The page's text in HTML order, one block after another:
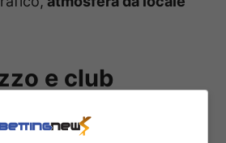
e club
che diva